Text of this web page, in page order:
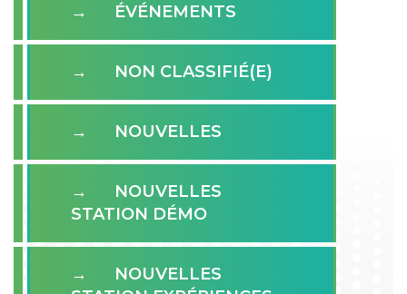
ÉVÉNEMENTS
NON CLASSIFIÉ(E)
NOUVELLES
NOUVELLES
STATION DÉMO
NOUVELLES